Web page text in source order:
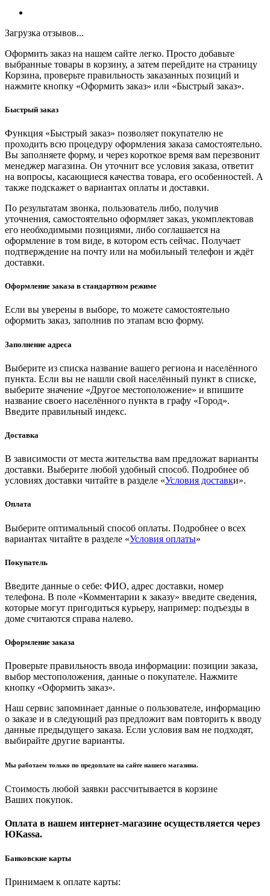
Загрузка отзывов...
Оформить заказ на нашем сайте легко. Просто добавьте
выбранные товары в корзину, а затем перейдите на страницу
Корзина, проверьте правильность заказанных позиций и
нажмите кнопку «Оформить заказ» или «Быстрый заказ».
Быстрый заказ
Функция «Быстрый заказ» позволяет покупателю не
проходить всю процедуру оформления заказа самостоятельно.
Вы заполняете форму, и через короткое время вам перезвонит
менеджер магазина. Он уточнит все условия заказа, ответит
на вопросы, касающиеся качества товара, его особенностей. А
также подскажет о вариантах оплаты и доставки.
По результатам звонка, пользователь либо, получив
уточнения, самостоятельно оформляет заказ, укомплектовав
его необходимыми позициями, либо соглашается на
оформление в том виде, в котором есть сейчас. Получает
подтверждение на почту или на мобильный телефон и ждёт
доставки.
Оформление заказа в стандартном режиме
Если вы уверены в выборе, то можете самостоятельно
оформить заказ, заполнив по этапам всю форму.
Заполнение адреса
Выберите из списка название вашего региона и населённого
пункта. Если вы не нашли свой населённый пункт в списке,
выберите значение «Другое местоположение» и впишите
название своего населённого пункта в графу «Город».
Введите правильный индекс.
Доставка
В зависимости от места жительства вам предложат варианты
доставки. Выберите любой удобный способ. Подробнее об
условиях доставки читайте в разделе «Условия доставки».
Оплата
Выберите оптимальный способ оплаты. Подробнее о всех
вариантах читайте в разделе «Условия оплаты»
Покупатель
Введите данные о себе: ФИО, адрес доставки, номер
телефона. В поле «Комментарии к заказу» введите сведения,
которые могут пригодиться курьеру, например: подъезды в
доме считаются справа налево.
Оформление заказа
Проверьте правильность ввода информации: позиции заказа,
выбор местоположения, данные о покупателе. Нажмите
кнопку «Оформить заказ».
Наш сервис запоминает данные о пользователе, информацию
о заказе и в следующий раз предложит вам повторить к вводу
данные предыдущего заказа. Если условия вам не подходят,
выбирайте другие варианты.
Мы работаем только по предоплате на сайте нашего магазина.
Стоимость любой заявки рассчитывается в корзине
Ваших покупок.
Оплата в нашем интернет-магазине осуществляется через
ЮKassa.
Банковские карты
Принимаем к оплате карты: